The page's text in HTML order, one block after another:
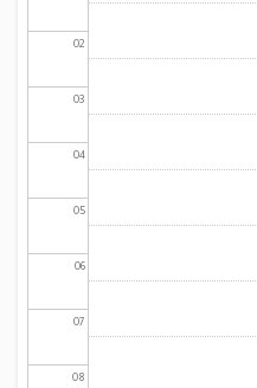
02
03
04
05
06
07
08